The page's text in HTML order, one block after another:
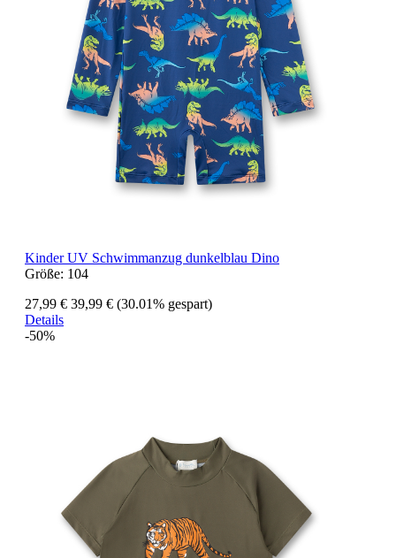
Kinder UV Schwimmanzug dunkelblau Dino
Größe: 104
27,99 € 39,99 € (30.01% gespart)
Details
-50%